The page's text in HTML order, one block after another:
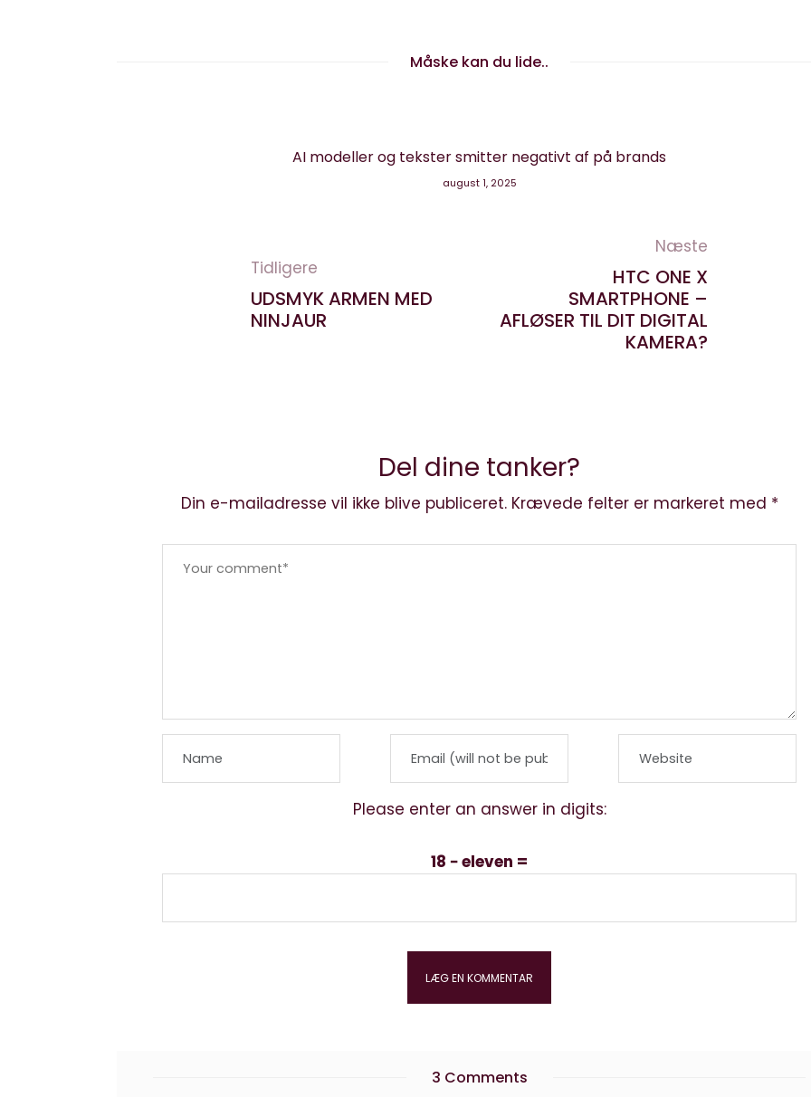
Måske kan du lide..
AI modeller og tekster smitter negativt af på brands
august 1, 2025
Tidligere
UDSMYK ARMEN MED
NINJAUR
Næste
HTC ONE X
SMARTPHONE –
AFLØSER TIL DIT DIGITAL
KAMERA?
Del dine tanker?
Din e-mailadresse vil ikke blive publiceret. Krævede felter er markeret med *
Please enter an answer in digits:
18 − eleven =
3 Comments